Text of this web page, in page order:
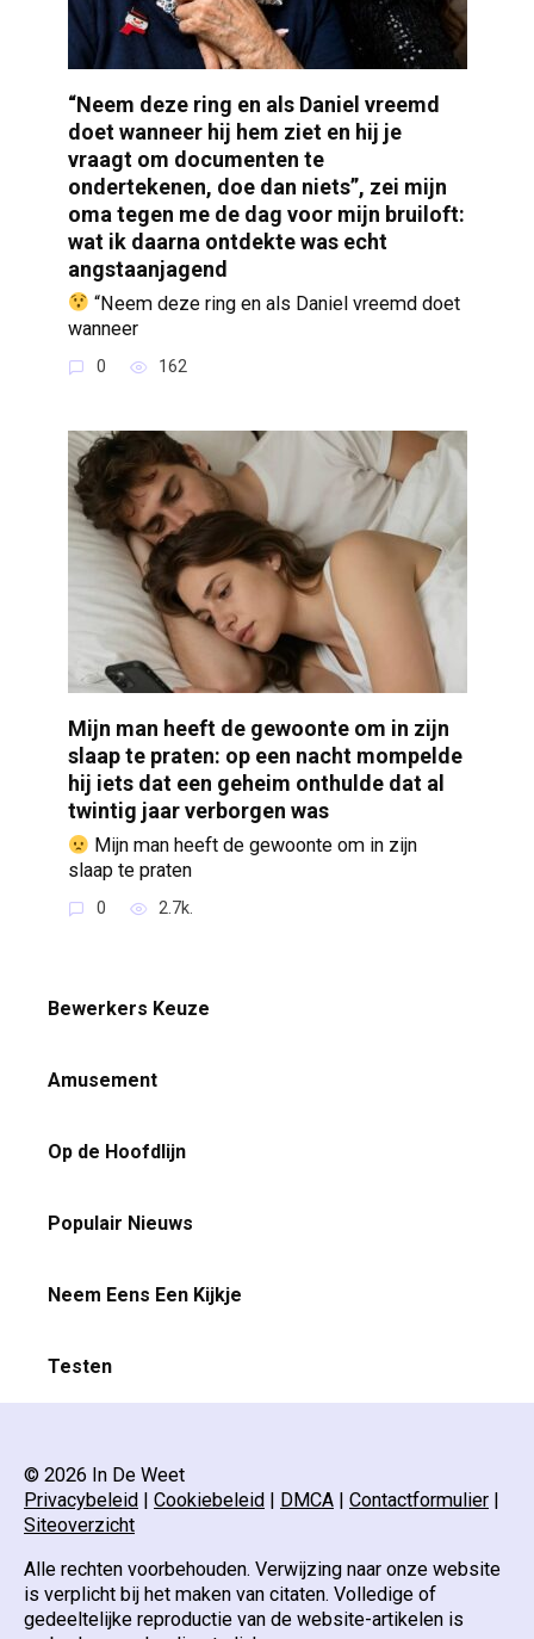
“Neem deze ring en als Daniel vreemd
doet wanneer hij hem ziet en hij je
vraagt om documenten te
ondertekenen, doe dan niets”, zei mijn
oma tegen me de dag voor mijn bruiloft:
wat ik daarna ontdekte was echt
angstaanjagend
“Neem deze ring en als Daniel vreemd doet
wanneer
0 162
Mijn man heeft de gewoonte om in zijn
slaap te praten: op een nacht mompelde
hij iets dat een geheim onthulde dat al
twintig jaar verborgen was
Mijn man heeft de gewoonte om in zijn
slaap te praten
0 2.7k.
Bewerkers Keuze
Amusement
Op de Hoofdlijn
Populair Nieuws
Neem Eens Een Kijkje
Testen
© 2026 In De Weet
Privacybeleid | Cookiebeleid | DMCA | Contactformulier |
Siteoverzicht
Alle rechten voorbehouden. Verwijzing naar onze website
is verplicht bij het maken van citaten. Volledige of
gedeeltelijke reproductie van de website-artikelen is